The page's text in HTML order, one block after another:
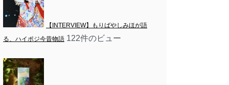
【INTERVIEW】もりばやしみほが語
る、ハイポジ今昔物語 122件のビュー